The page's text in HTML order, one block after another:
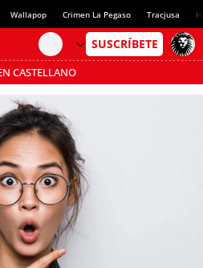
Wallapop Crimen La Pegaso Tracjusa
CASTELLANO
AHORRO